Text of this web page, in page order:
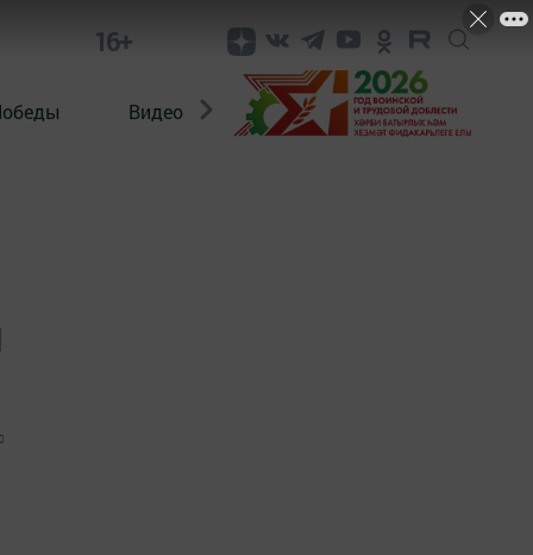
16+
Видео Конкурсы ЭтноДети